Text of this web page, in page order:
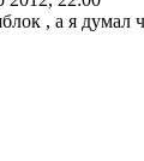
, а я думал